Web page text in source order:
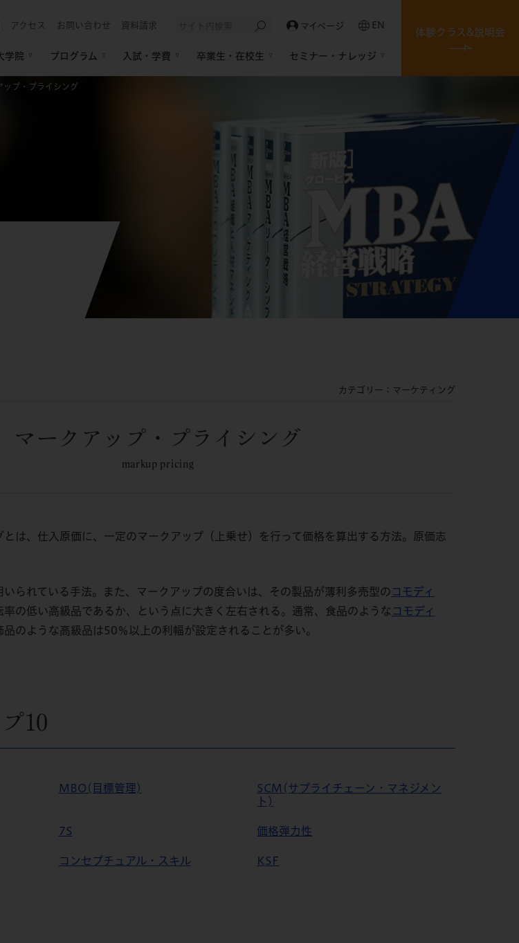
アクセス お問い合わせ 資料請求 マイページ EN
学院 プログラム 入試・学費 卒業生・在校生 セミナー・ナレッジ
体験クラス&説明会
ップ・プライシング
カテゴリー：マーケティング
マークアップ・プライシング
markup pricing
は、仕入原価に、一定のマークアップ（上乗せ）を行って価格を算出する方法。原価志
られている手法。また、マークアップの度合いは、その製品が薄利多売型の コモディ
率の低い高級品であるか、という点に大きく左右される。通常、食品のような コモディ
のような高級品は50％以上の利幅が設定されることが多い。
10
MBO(目標管理)
SCM(サプライチェーン・マネジメン
ト)
7S 価格弾力性
コンセプチュアル・スキル KSF